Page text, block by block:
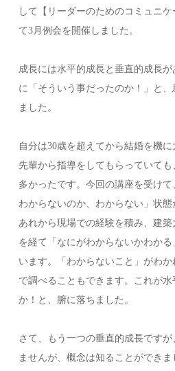
して【リーダーのためのコミュニ
て3月例会を開催しました。
成長には水平的成長と垂直的成長
に「そういう事だったのか！」と
ました。
自分は30歳を超えてから結婚を機
先輩から指導をしてもらっていて
多かったです。今回の講座を受け
わからないのか、わからない」状態
あれから現場での経験を積み、建
を経て「なにがわからないかわか
います。「わからないこと」がわ
で調べることもできます。これが
か！と、腑に落ちました。
さて、もう一つの垂直的成長です
ませんが、概念は知ることができ